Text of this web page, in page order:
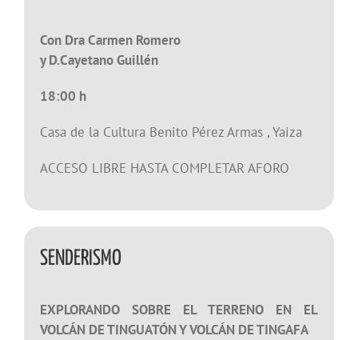
Con Dra Carmen Romero
y D.Cayetano Guillén
18:00 h
Casa de la Cultura Benito Pérez Armas , Yaiza
ACCESO LIBRE HASTA COMPLETAR AFORO
SENDERISMO
EXPLORANDO SOBRE EL TERRENO EN EL
VOLCÁN DE TINGUATÓN Y VOLCÁN DE TINGAFA